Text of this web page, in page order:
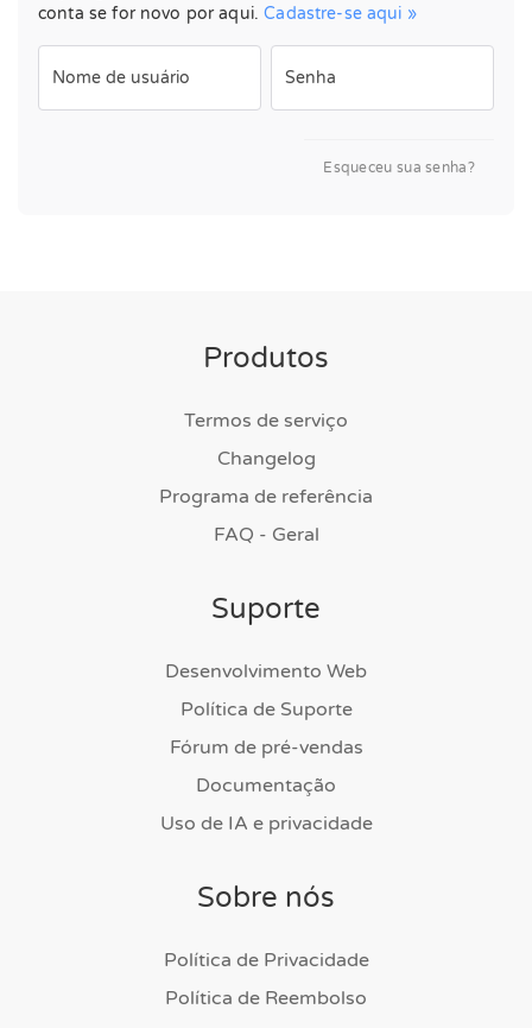
conta se for novo por aqui.Cadastre-se aqui »
Nome de usuário Senha
Esqueceu sua senha?
Produtos
Termos de serviço
Changelog
Programa de referência
FAQ - Geral
Suporte
Desenvolvimento Web
Política de Suporte
Fórum de pré-vendas
Documentação
Uso de IA e privacidade
Sobre nós
Política de Privacidade
Política de Reembolso